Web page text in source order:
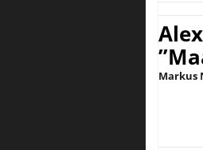
Markus